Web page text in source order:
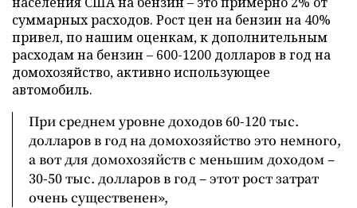
суммарных расходов. Рост цен на бензин на 40%
привел, по нашим оценкам, к дополнительным
расходам на бензин – 600-1200 долларов в год на
домохозяйство, активно использующее
автомобиль.
При среднем уровне доходов 60-120 тыс.
долларов в год на домохозяйство это немного,
а вот для домохозяйств с меньшим доходом –
30-50 тыс. долларов в год – этот рост затрат
очень существенен»,